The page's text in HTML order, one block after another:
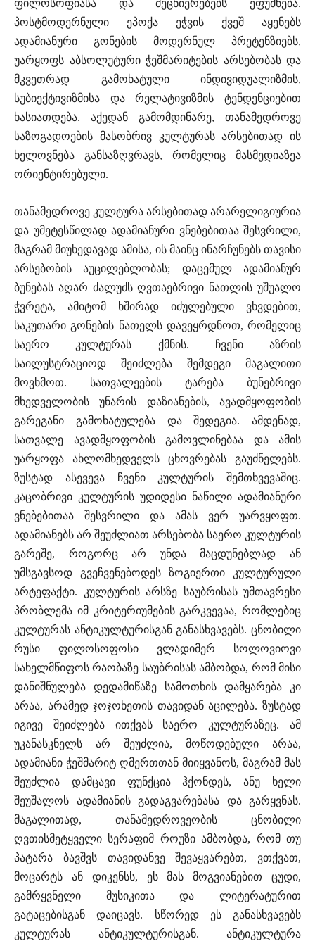
ფილოსოფიასა და მეცნიერებებს ეფუძნება.
პოსტმოდერნული ეპოქა ეჭვის ქვეშ აყენებს
ადამიანური გონების მოდერნულ პრეტენზიებს,
უარყოფს აბსოლუტური ჭეშმარიტების არსებობას და
მკვეთრად გამოხატული ინდივიდუალიზმის,
სუბიექტივიზმისა და რელატივიზმის ტენდენციებით
ხასიათდება. აქედან გამომდინარე, თანამედროვე
საზოგადოების მასობრივ კულტურას არსებითად ის
ხელოვნება განსაზღვრავს, რომელიც მასმედიაზეა
ორიენტირებული.
თანამედროვე კულტურა არსებითად არარელიგიურია
და უმეტესწილად ადამიანური ვნებებითაა შესვრილი,
მაგრამ მიუხედავად ამისა, ის მაინც ინარჩუნებს თავისი
არსებობის აუცილებლობას; დაცემულ ადამიანურ
ბუნებას აღარ ძალუძს ღვთაებრივი ნათლის უშუალო
ჭვრეტა, ამიტომ ხშირად იძულებული ვხვდებით,
საკუთარი გონების ნათელს დავეყრდნოთ, რომელიც
საერო კულტურას ქმნის. ჩვენი აზრის
საილუსტრაციოდ შეიძლება შემდეგი მაგალითი
მოვხმოთ. სათვალეების ტარება ბუნებრივი
მხედველობის უნარის დაზიანების, ავადმყოფობის
გარეგანი გამოხატულება და შედეგია. ამდენად,
სათვალე ავადმყოფობის გამოვლინებაა და ამის
უარყოფა ახლომხედველს ცხოვრებას გაუძნელებს.
ზუსტად ასევევა ჩვენი კულტურის შემთხვევაშიც.
კაცობრივი კულტურის უდიდესი ნაწილი ადამიანური
ვნებებითაა შესვრილი და ამას ვერ უარვყოფთ.
ადამიანებს არ შეუძლიათ არსებობა საერო კულტურის
გარეშე, როგორც არ უნდა მაცდუნებლად ან
უმსგავსოდ გვეჩვენებოდეს ზოგიერთი კულტურული
არტეფაქტი. კულტურის არსზე საუბრისას უმთავრესი
პრობლემა იმ კრიტერიუმების გარკვევაა, რომლებიც
კულტურას ანტიკულტურისგან განასხვავებს. ცნობილი
რუსი ფილოსოფოსი ვლადიმერ სოლოვიოვი
სახელმწიფოს რაობაზე საუბრისას ამბობდა, რომ მისი
დანიშნულება დედამიწაზე სამოთხის დამყარება კი
არაა, არამედ ჯოჯოხეთის თავიდან აცილება. ზუსტად
იგივე შეიძლება ითქვას საერო კულტურაზეც. ამ
უკანასკნელს არ შეუძლია, მოწოდებული არაა,
ადამიანი ჭეშმარიტ ღმერთთან მიიყვანოს, მაგრამ მას
შეუძლია დამცავი ფუნქცია ჰქონდეს, ანუ ხელი
შეუშალოს ადამიანის გადაგვარებასა და გარყვნას.
მაგალითად, თანამედროვეობის ცნობილი
ღვთისმეტყველი სერაფიმ როუზი ამბობდა, რომ თუ
პატარა ბავშვს თავიდანვე შევაყვარებთ, ვთქვათ,
მოცარტს ან დიკენსს, ეს მას მოგვიანებით ცუდი,
გამრყვნელი მუსიკითა და ლიტერატურით
გატაცებისგან დაიცავს. სწორედ ეს განასხვავებს
კულტურას ანტიკულტურისგან. ანტიკულტურა